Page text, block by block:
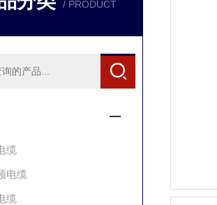
/ PRODUCT
缆
电缆
缆